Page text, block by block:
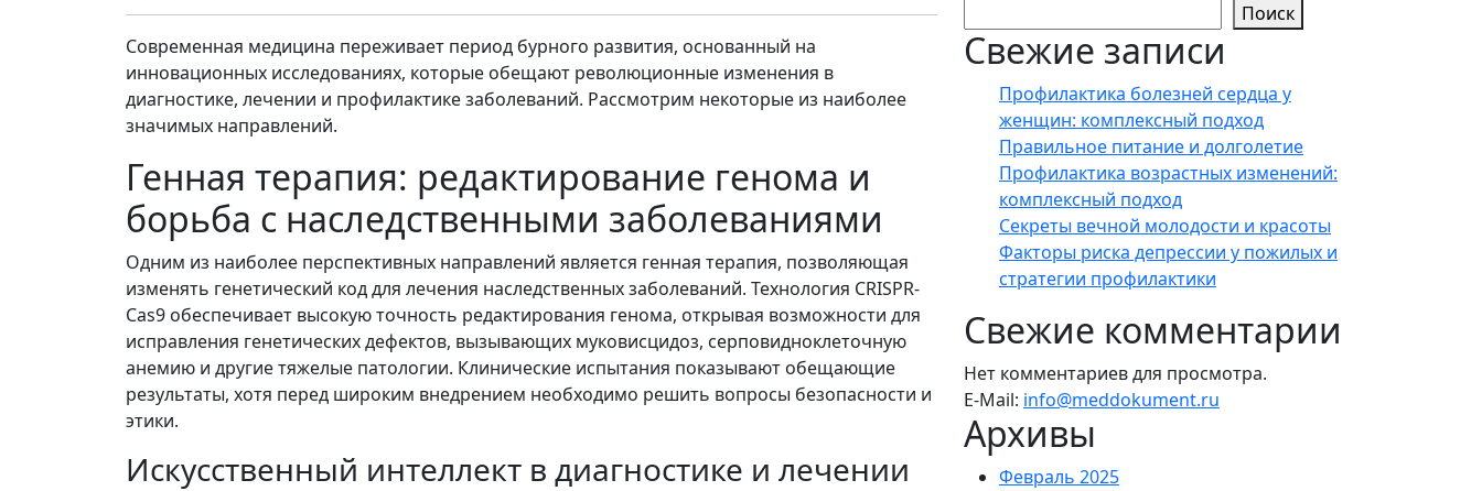
Современная медицина переживает период бурного развития, основанный на
инновационных исследованиях, которые обещают революционные изменения в
диагностике, лечении и профилактике заболеваний. Рассмотрим некоторые из наиболее
значимых направлений.
Генная терапия: редактирование генома и
борьба с наследственными заболеваниями
Одним из наиболее перспективных направлений является генная терапия, позволяющая
изменять генетический код для лечения наследственных заболеваний. Технология CRISPR-
Cas9 обеспечивает высокую точность редактирования генома, открывая возможности для
исправления генетических дефектов, вызывающих муковисцидоз, серповидноклеточную
анемию и другие тяжелые патологии. Клинические испытания показывают обещающие
результаты, хотя перед широким внедрением необходимо решить вопросы безопасности и
этики.
Искусственный интеллект в диагностике и лечении
Поиск
Свежие записи
Профилактика болезней сердца у
женщин: комплексный подход
Правильное питание и долголетие
Профилактика возрастных изменений:
комплексный подход
Секреты вечной молодости и красоты
Факторы риска депрессии у пожилых и
стратегии профилактики
Свежие комментарии
Нет комментариев для просмотра.
E-Mail: info@meddokument.ru
Архивы
Февраль 2025